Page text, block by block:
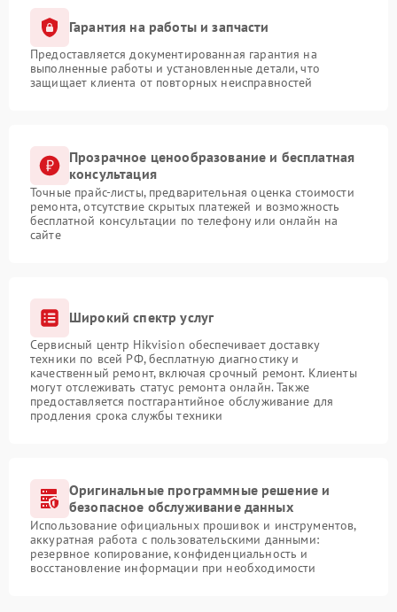
Гарантия на работы и запчасти
Предоставляется документированная гарантия на
выполненные работы и установленные детали, что
защищает клиента от повторных неисправностей
Прозрачное ценообразование и бесплатная
консультация
Точные прайс-листы, предварительная оценка стоимости
ремонта, отсутствие скрытых платежей и возможность
бесплатной консультации по телефону или онлайн на
сайте
Широкий спектр услуг
Сервисный центр Hikvision обеспечивает доставку
техники по всей РФ, бесплатную диагностику и
качественный ремонт, включая срочный ремонт. Клиенты
могут отслеживать статус ремонта онлайн. Также
предоставляется постгарантийное обслуживание для
продления срока службы техники
Оригинальные программные решение и
безопасное обслуживание данных
Использование официальных прошивок и инструментов,
аккуратная работа с пользовательскими данными:
резервное копирование, конфиденциальность и
восстановление информации при необходимости